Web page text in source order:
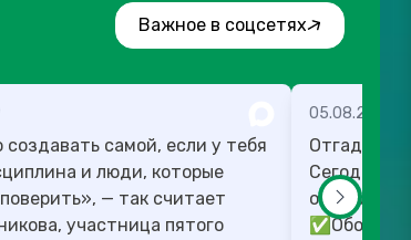
Важное в соцсетях
самой, если у тебя
и люди, которые
— так считает
участница пятого
05.08.2026
Отгадка к
Сегодня
оспорить
✅Обо